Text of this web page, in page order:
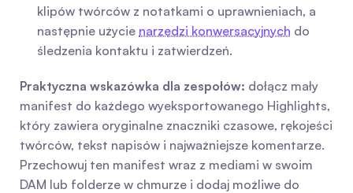
klipów twórców z notatkami o uprawnieniach, a
następnie użycie narzędzi konwersacyjnych do
śledzenia kontaktu i zatwierdzeń.
Praktyczna wskazówka dla zespołów: dołącz mały
manifest do każdego wyeksportowanego Highlights,
który zawiera oryginalne znaczniki czasowe, rękojeści
twórców, tekst napisów i najważniejsze komentarze.
Przechowuj ten manifest wraz z mediami w swoim
DAM lub folderze w chmurze i dodaj możliwe do